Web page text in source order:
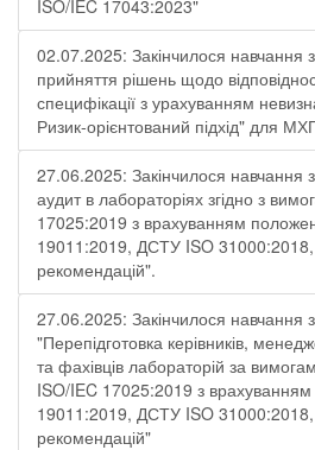
ISO/IEC 17043:2023"
02.07.2025: Закінчилося навчання
прийняття рішень щодо
специфікації з урахуванням
Ризик-орієнтований підхід" для
27.06.2025: Закінчилося навчання
аудит в лабораторіях згідно з
17025:2019 з врахуванням
19011:2019, ДСТУ ISO
рекомендацій".
27.06.2025: Закінчилося навчання
"Перепідготовка керівників,
та фахівців лабораторій за
ISO/IEC 17025:2019 з
19011:2019, ДСТУ ISO
рекомендацій"